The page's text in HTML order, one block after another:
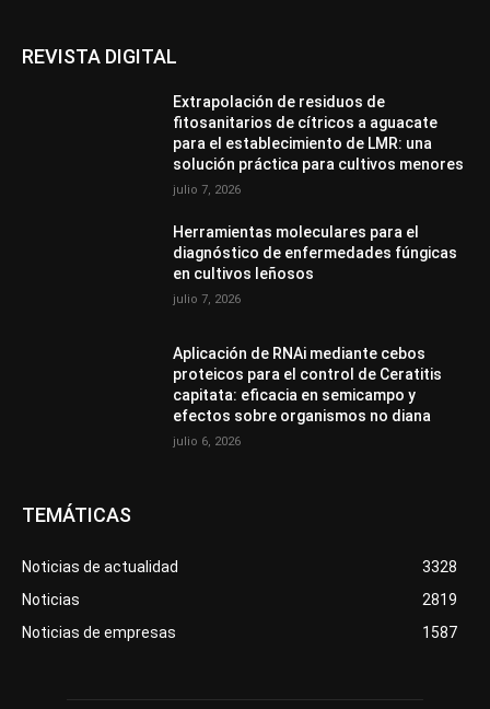
REVISTA DIGITAL
Extrapolación de residuos de
fitosanitarios de cítricos a aguacate
para el establecimiento de LMR: una
solución práctica para cultivos menores
julio 7, 2026
Herramientas moleculares para el
diagnóstico de enfermedades fúngicas
en cultivos leñosos
julio 7, 2026
Aplicación de RNAi mediante cebos
proteicos para el control de Ceratitis
capitata: eficacia en semicampo y
efectos sobre organismos no diana
julio 6, 2026
TEMÁTICAS
Noticias de actualidad
3328
Noticias
2819
Noticias de empresas
1587